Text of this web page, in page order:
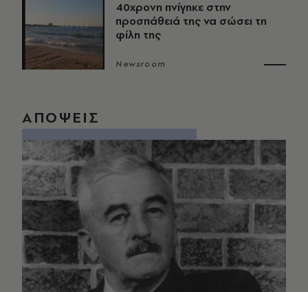
40χρονη πνίγηκε στην
προσπάθειά της να σώσει τη
φίλη της
Newsroom
ΑΠΟΨΕΙΣ